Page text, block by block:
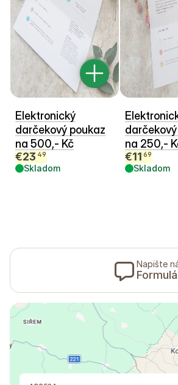
Elektronický
darčekový poukaz
na 500,- Kč
€23 49
Skladom
na 250,-
€11 69
Skladom
Napište